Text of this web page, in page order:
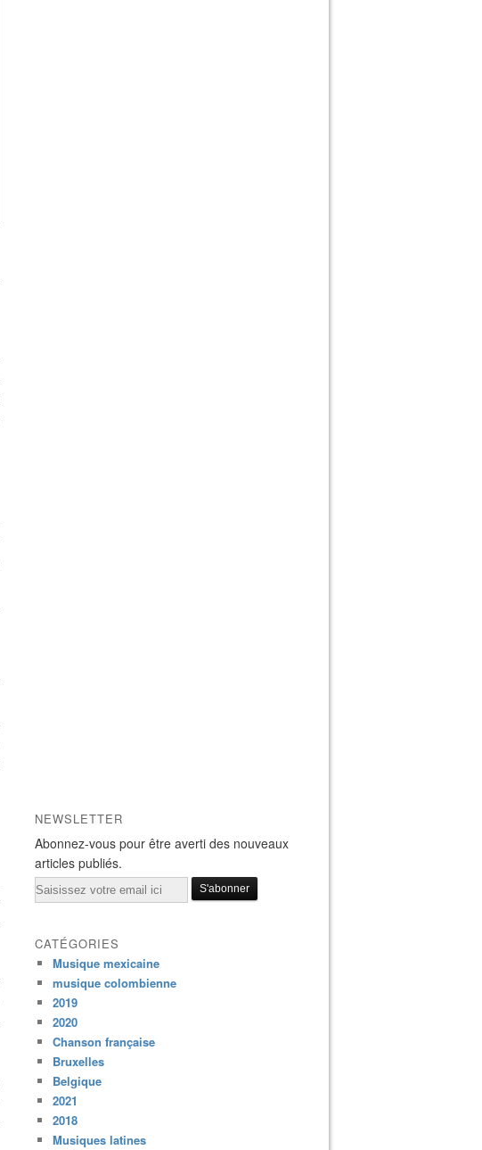
NEWSLETTER
Abonnez-vous pour être averti des nouveaux
articles publiés.
Email
CATÉGORIES
Musique mexicaine
musique colombienne
2019
2020
Chanson française
Bruxelles
Belgique
2021
2018
Musiques latines